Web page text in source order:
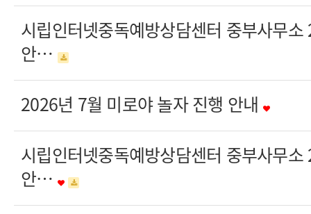
시립인터넷중독예방상담센터 중부사무
안…
2026년 7월 미로야 놀자 진행 안내
시립인터넷중독예방상담센터 중부사무
안…